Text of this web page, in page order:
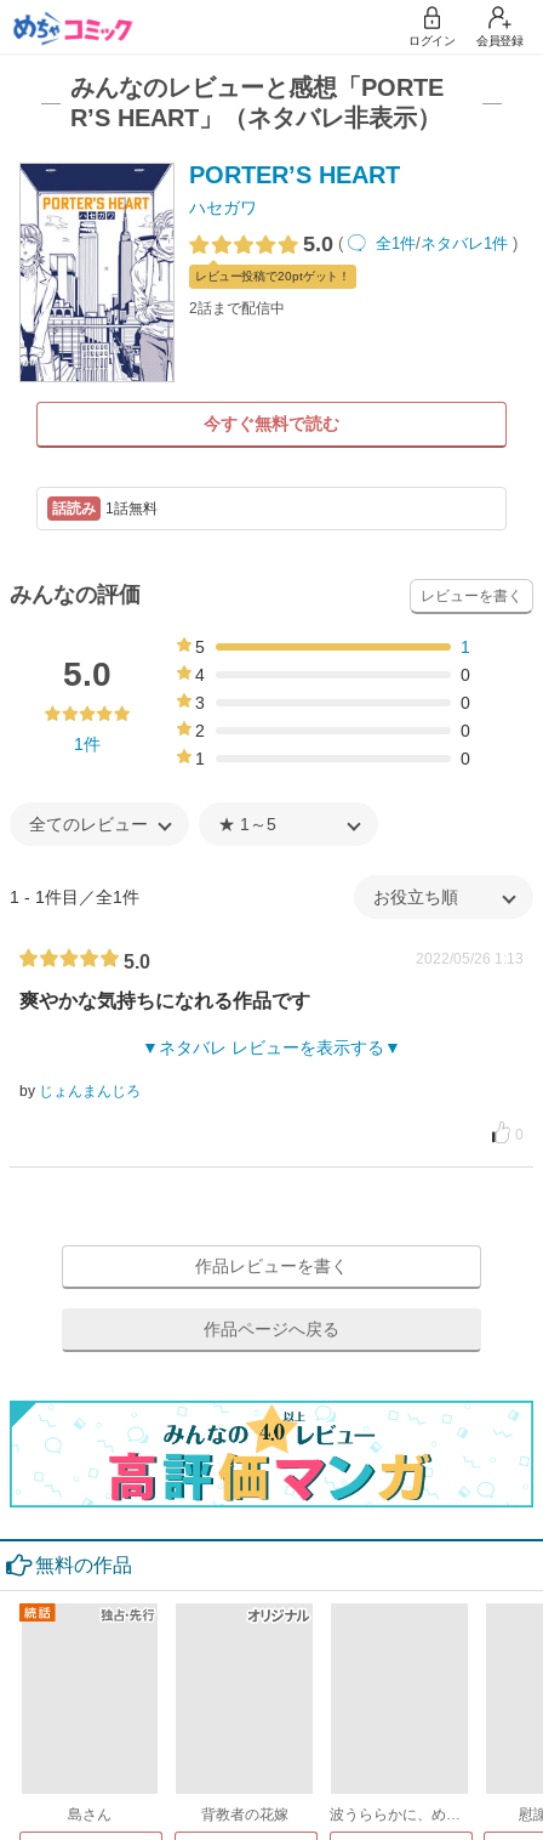
ログイン 会員登録
みんなのレビューと感想「PORTE
R’S HEART」（ネタバレ非表示）
PORTER’S HEART
ハセガワ
5.0 ( 全1件/ネタバレ1件 )
レビュー投稿で20ptゲット！
2話まで配信中
今すぐ無料で読む
1話無料
みんなの評価 レビューを書く
5.0
1件
5
1
4
0
3
0
2
0
1
0
1 - 1件目／全1件
5.0 2022/05/26 1:13
爽やかな気持ちになれる作品です
ネタバレ レビューを表示する
by じょんまんじろ
0
作品レビューを書く
作品ページへ戻る
無料の作品
島さん 背教者の花嫁 波うららかに、めおと日和 慰